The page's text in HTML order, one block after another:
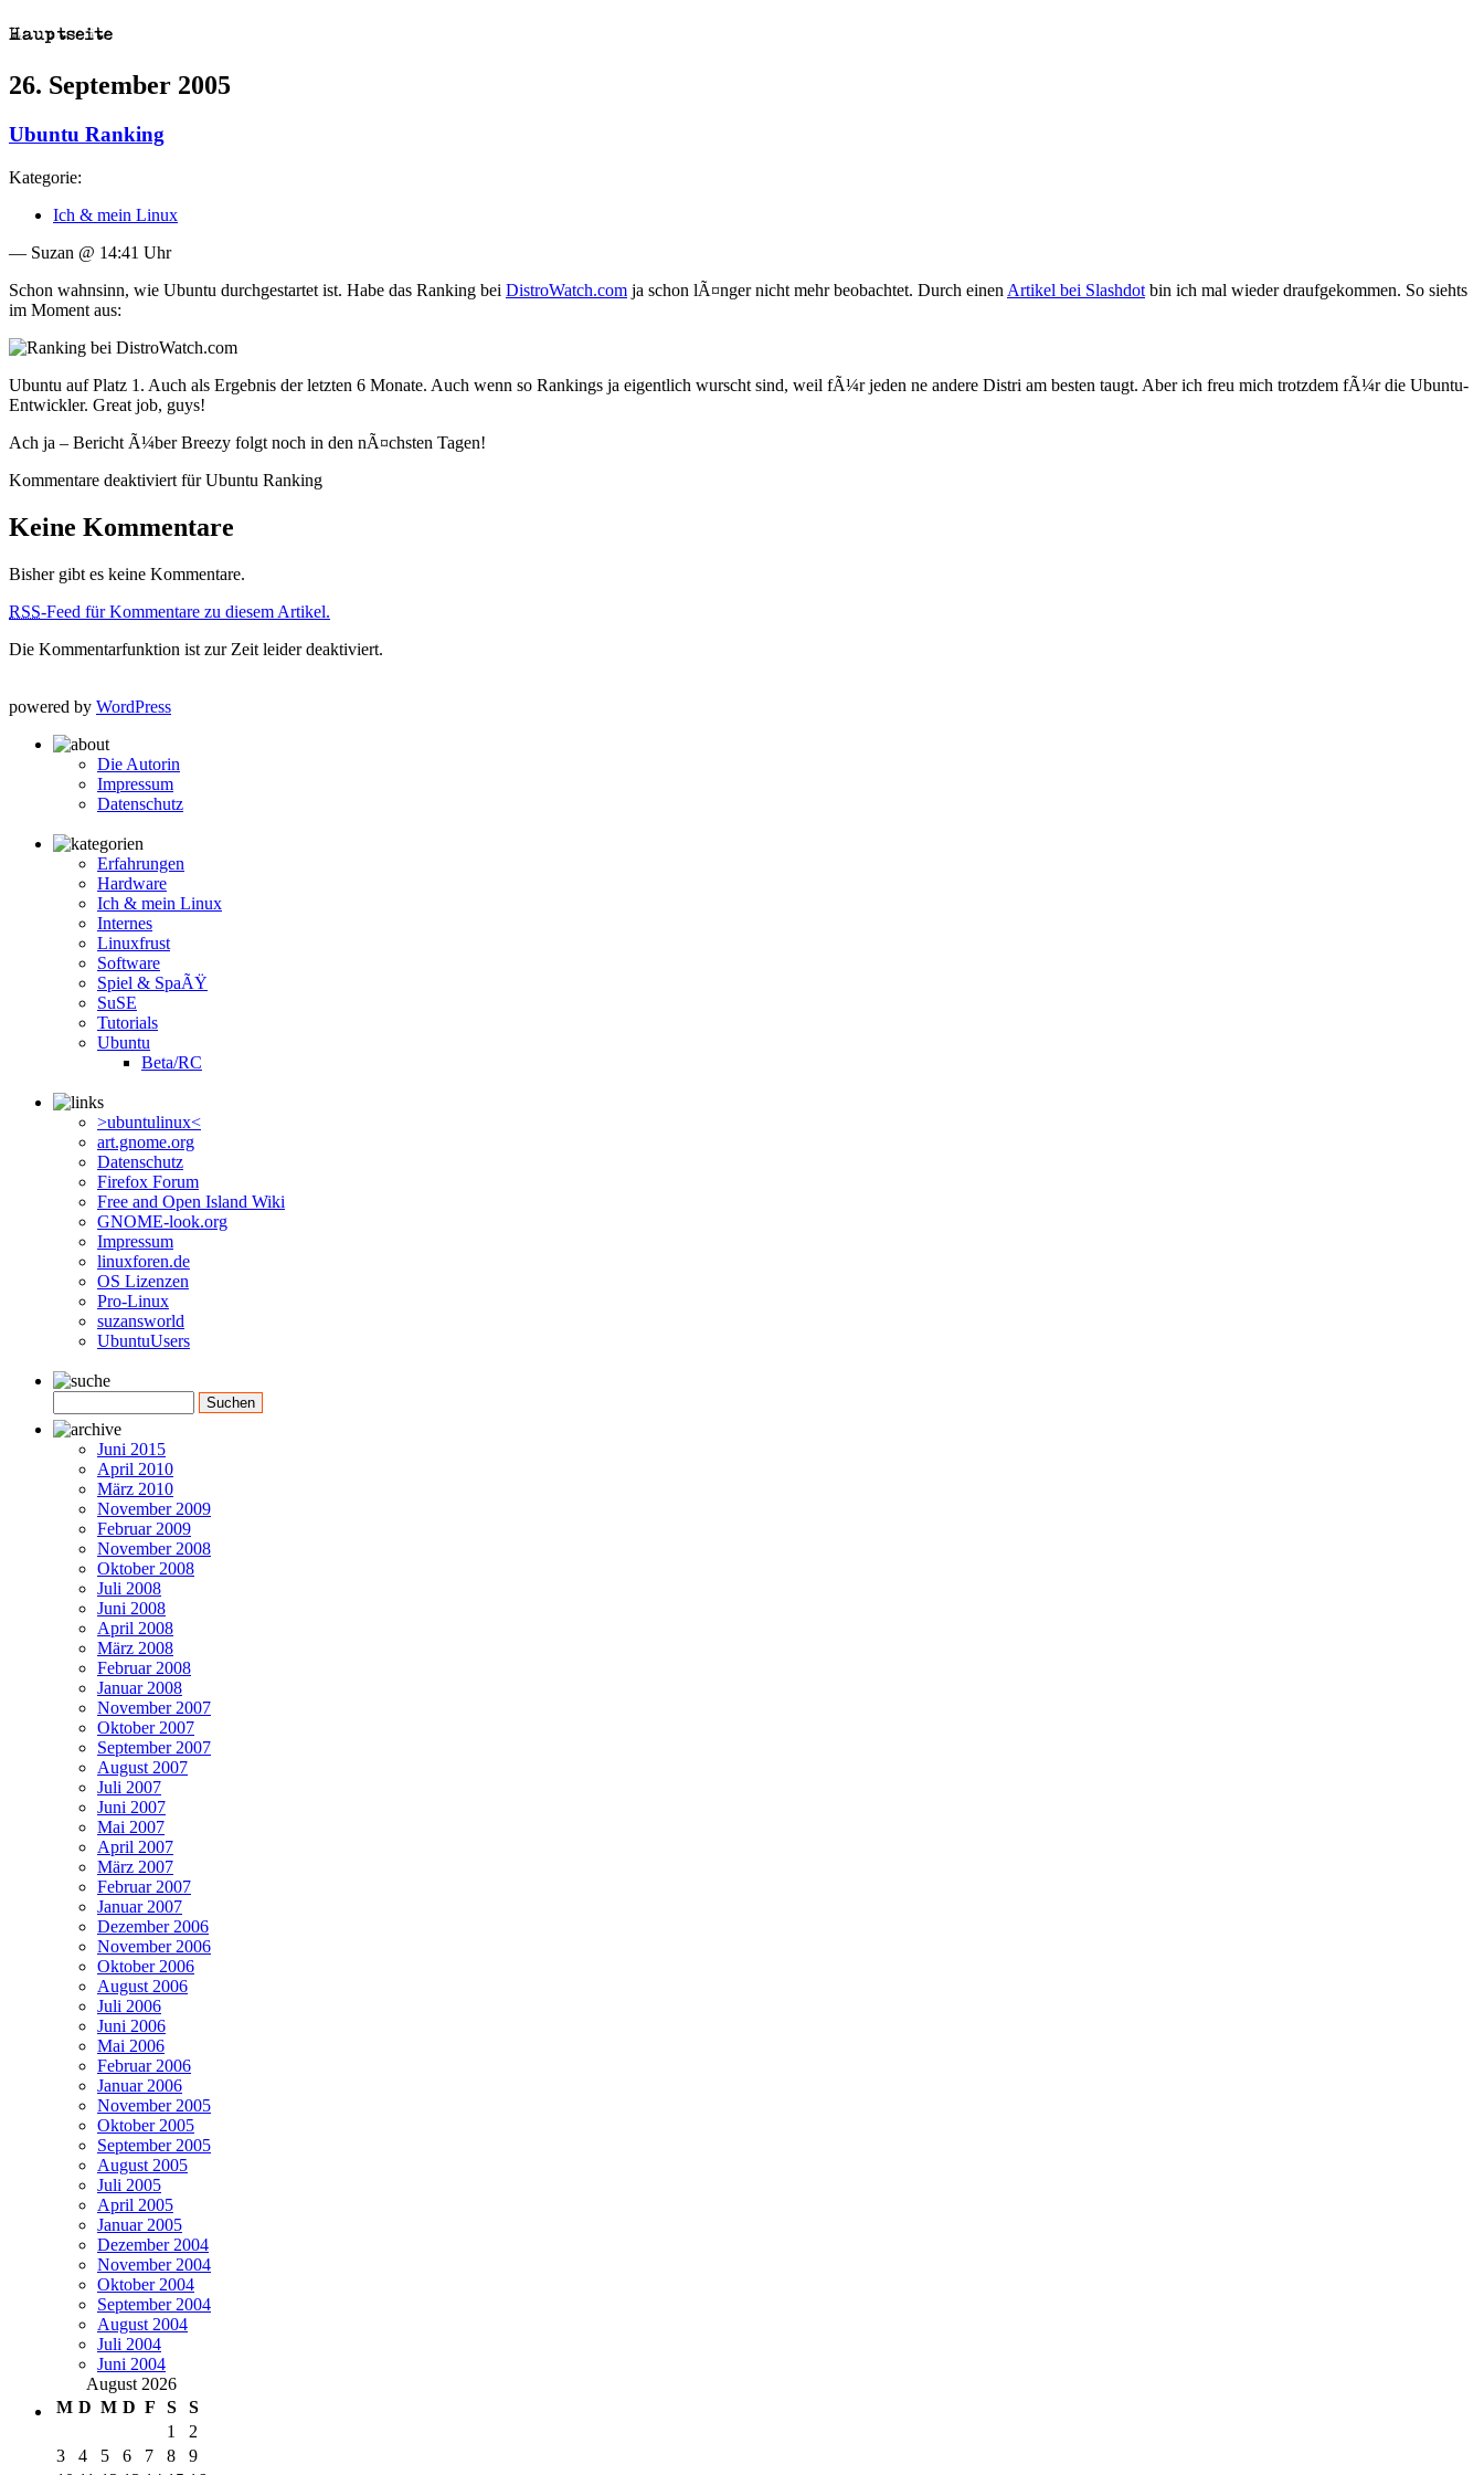
26. September 2005
Ubuntu Ranking
Kategorie:
Ich & mein Linux
— Suzan @ 14:41 Uhr
Schon wahnsinn, wie Ubuntu durchgestartet ist. Habe das Ranking bei DistroWatch.com ja schon lÃ¤nger nicht mehr beobachtet. Durch einen Artikel bei Slashdot bin ich mal wieder draufgekommen. So siehts
im Moment aus:
Ubuntu auf Platz 1. Auch als Ergebnis der letzten 6 Monate. Auch wenn so Rankings ja eigentlich wurscht sind, weil fÃ¼r jeden ne andere Distri am besten taugt. Aber ich freu mich trotzdem fÃ¼r die Ubuntu-
Entwickler. Great job, guys!
Ach ja – Bericht Ã¼ber Breezy folgt noch in den nÃ¤chsten Tagen!
Kommentare deaktiviert für Ubuntu Ranking
Keine Kommentare
Bisher gibt es keine Kommentare.
RSS-Feed für Kommentare zu diesem Artikel.
Die Kommentarfunktion ist zur Zeit leider deaktiviert.
powered by WordPress
Die Autorin
Impressum
Datenschutz
Erfahrungen
Hardware
Ich & mein Linux
Internes
Linuxfrust
Software
Spiel & SpaÃŸ
SuSE
Tutorials
Ubuntu
Beta/RC
>ubuntulinux<
art.gnome.org
Datenschutz
Firefox Forum
Free and Open Island Wiki
GNOME-look.org
Impressum
linuxforen.de
OS Lizenzen
Pro-Linux
suzansworld
UbuntuUsers
Juni 2015
April 2010
März 2010
November 2009
Februar 2009
November 2008
Oktober 2008
Juli 2008
Juni 2008
April 2008
März 2008
Februar 2008
Januar 2008
November 2007
Oktober 2007
September 2007
August 2007
Juli 2007
Juni 2007
Mai 2007
April 2007
März 2007
Februar 2007
Januar 2007
Dezember 2006
November 2006
Oktober 2006
August 2006
Juli 2006
Juni 2006
Mai 2006
Februar 2006
Januar 2006
November 2005
Oktober 2005
September 2005
August 2005
Juli 2005
April 2005
Januar 2005
Dezember 2004
November 2004
Oktober 2004
September 2004
August 2004
Juli 2004
Juni 2004
August 2026
M D M D F S
S
1
2
3
4 5 6 7 8
9